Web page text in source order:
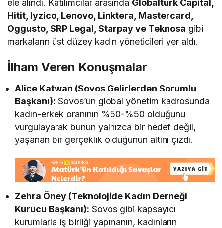
ele alındı. Katılımcılar arasında Globalturk Capital,
Hitit, Iyzico, Lenovo, Linktera, Mastercard,
Oggusto, SRP Legal, Starpay ve Teknosa gibi
markaların üst düzey kadın yöneticileri yer aldı.
İlham Veren Konuşmalar
Alice Katwan (Sovos Gelirlerden Sorumlu
Başkanı): Sovos’un global yönetim kadrosunda
kadın-erkek oranının %50-%50 olduğunu
vurgulayarak bunun yalnızca bir hedef değil,
yaşanan bir gerçeklik olduğunun altını çizdi.
Zehra Öney (Teknolojide Kadın Derneği
Kurucu Başkanı): Sovos gibi kapsayıcı
kurumlarla iş birliği yapmanın, kadınların